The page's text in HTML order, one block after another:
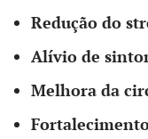
Redução do
Alívio de
Melhora da